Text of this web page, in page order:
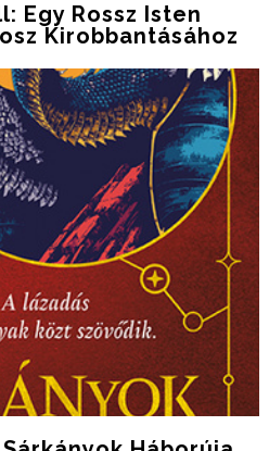
Egy Rossz Isten
Kirobbantásához